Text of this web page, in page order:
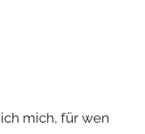
mich, für wen